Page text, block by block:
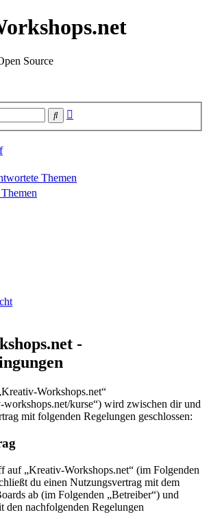
Source
Suche
Themen
-
Workshops.net“
kurse“) wird zwischen dir und
mit folgenden Regelungen geschlossen:
auf „Kreativ-Workshops.net“ (im Folgenden
du einen Nutzungsvertrag mit dem
ab (im Folgenden „Betreiber“) und
den nachfolgenden Regelungen